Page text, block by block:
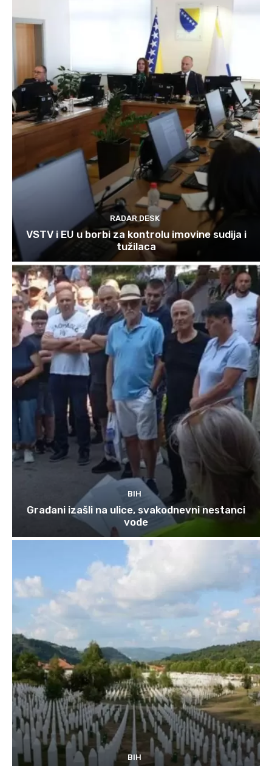
RADAR DESK
VSTV i EU u borbi za kontrolu imovine sudija i
tužilaca
BIH
Građani izašli na ulice, svakodnevni nestanci
vode
BIH